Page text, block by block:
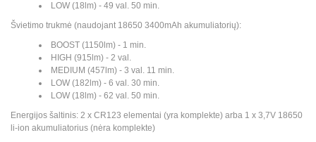
LOW (18lm) - 49 val. 50 min.
Švietimo trukmė (naudojant 18650 3400mAh akumuliatorių):
BOOST (1150lm) - 1 min.
HIGH (915lm) - 2 val.
MEDIUM (457lm) - 3 val. 11 min.
LOW (182lm) - 6 val. 30 min.
LOW (18lm) - 62 val. 50 min.
Energijos šaltinis: 2 x CR123 elementai (yra komplekte) arba 1 x 3,7V 18650
li-ion akumuliatorius (nėra komplekte)